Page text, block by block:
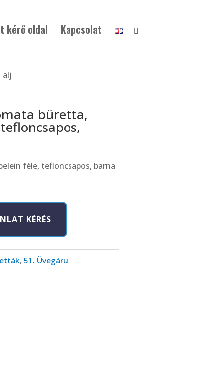
kérő oldal Kapcsolat
alj
büretta,
féle, tefloncsapos, barna
KÉRÉS
, 51. Üvegáru